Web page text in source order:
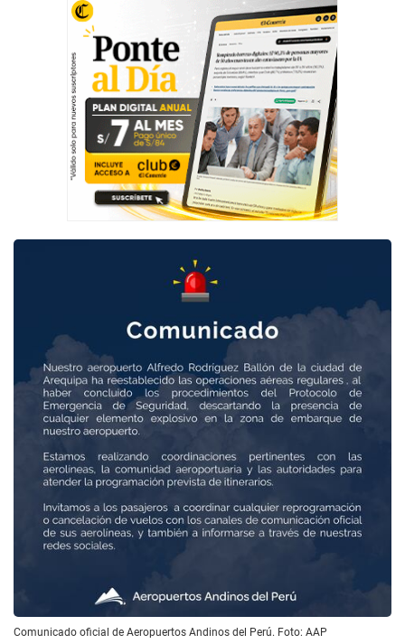
Comunicado oficial de Aeropuertos Andinos del Perú. Foto: AAP